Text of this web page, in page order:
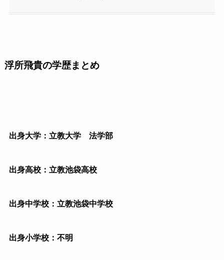
浮所飛貴の学歴まとめ
出身大学：立教大学 法学部
出身高校：立教池袋高校
出身中学校：立教池袋中学校
出身小学校：不明